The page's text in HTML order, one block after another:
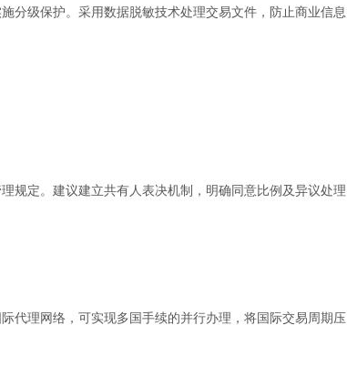
分级保护。采用数据脱敏技术处理交易文件，防止商业信息
规定。建议建立共有人表决机制，明确同意比例及异议处理
代理网络，可实现多国手续的并行办理，将国际交易周期压